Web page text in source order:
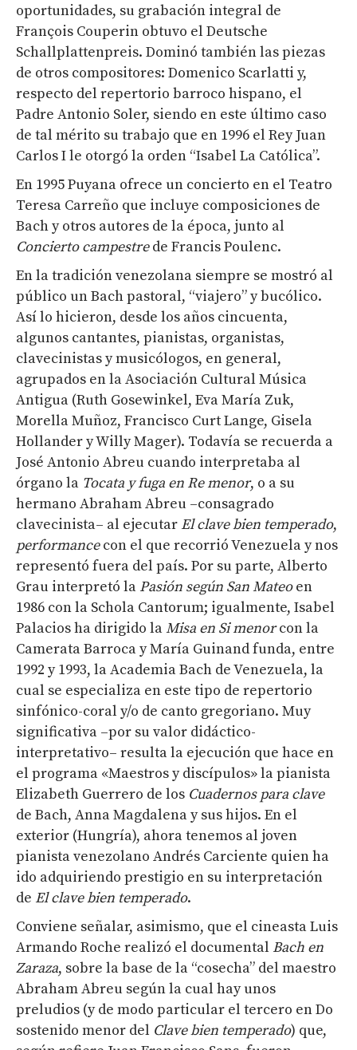
oportunidades, su grabación integral de
François Couperin obtuvo el Deutsche
Schallplattenpreis. Dominó también las piezas
de otros compositores: Domenico Scarlatti y,
respecto del repertorio barroco hispano, el
Padre Antonio Soler, siendo en este último caso
de tal mérito su trabajo que en 1996 el Rey Juan
Carlos I le otorgó la orden “Isabel La Católica”.
En 1995 Puyana ofrece un concierto en el Teatro
Teresa Carreño que incluye composiciones de
Bach y otros autores de la época, junto al
Concierto campestrede Francis Poulenc.
En la tradición venezolana siempre se mostró al
público un Bach pastoral, “viajero” y bucólico.
Así lo hicieron, desde los años cincuenta,
algunos cantantes, pianistas, organistas,
clavecinistas y musicólogos, en general,
agrupados en la Asociación Cultural Música
Antigua (Ruth Gosewinkel, Eva María Zuk,
Morella Muñoz, Francisco Curt Lange, Gisela
Hollander y Willy Mager). Todavía se recuerda a
José Antonio Abreu cuando interpretaba al
órgano la Tocata y fuga en Re menor, o a su
hermano Abraham Abreu –consagrado
clavecinista– al ejecutar El clave bien temperado,
performancecon el que recorrió Venezuela y nos
representó fuera del país. Por su parte, Alberto
Grau interpretó la Pasión según San Mateoen
1986 con la Schola Cantorum; igualmente, Isabel
Palacios ha dirigido laMisa en Si menorcon la
Camerata Barroca y María Guinand funda, entre
1992 y 1993, la Academia Bach de Venezuela, la
cual se especializa en este tipo de repertorio
sinfónico-coral y/o de canto gregoriano. Muy
significativa –por su valor didáctico-
interpretativo– resulta la ejecución que hace en
el programa «Maestros y discípulos» la pianista
Elizabeth Guerrero de los Cuadernos para clave
de Bach, Anna Magdalena y sus hijos. En el
exterior (Hungría), ahora tenemos al joven
pianista venezolano Andrés Carciente quien ha
ido adquiriendo prestigio en su interpretación
de El clave bien temperado.
Conviene señalar, asimismo, que el cineasta Luis
Armando Roche realizó el documental Bach en
Zaraza, sobre la base de la “cosecha” del maestro
Abraham Abreu según la cual hay unos
preludios (y de modo particular el tercero en Do
sostenido menor del Clave bien temperado) que,